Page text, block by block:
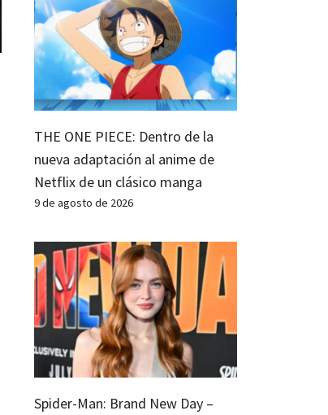
THE ONE PIECE: Dentro de la
nueva adaptación al anime de
Netflix de un clásico manga
9 de agosto de 2026
Spider-Man: Brand New Day –